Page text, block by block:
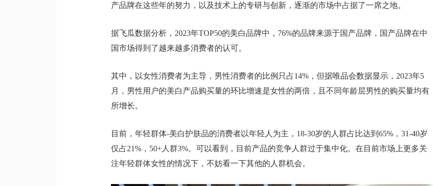
产品牌在这些年的努力，以及技术上的专研与创新，逐渐的市场中占据了一席之地。
据飞瓜数据分析，2023年TOP50的美白品牌中，76%的品牌来源于国产品牌，国产品牌在中
国市场得到了越来越多消费者的认可。
其中，以女性消费者为主导，男性消费者的比例只占14%，但据唯品会数据显示，2023年5
月，男性用户的美白产品购买量的环比增速是女性的两倍，且不同年龄层男性的购买量均有
所增长。
目前，年轻群体-美白护肤品的消费者以年轻人为主，18-30岁的人群占比达到65%，31-40岁
仅占21%，50+人群3%。可以看到，目前产品的竞争人群过于集中化。在目前市场上更多关
注年轻群体女性的情况下，不妨看一下其他的人群机会。